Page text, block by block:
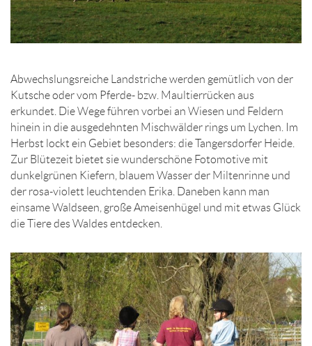
Abwechslungsreiche Landstriche werden gemütlich von der
Kutsche oder vom Pferde- bzw. Maultierrücken aus
erkundet. Die Wege führen vorbei an Wiesen und Feldern
hinein in die ausgedehnten Mischwälder rings um Lychen. Im
Herbst lockt ein Gebiet besonders: die Tangersdorfer Heide.
Zur Blütezeit bietet sie wunderschöne Fotomotive mit
dunkelgrünen Kiefern, blauem Wasser der Miltenrinne und
der rosa-violett leuchtenden Erika. Daneben kann man
einsame Waldseen, große Ameisenhügel und mit etwas Glück
die Tiere des Waldes entdecken.